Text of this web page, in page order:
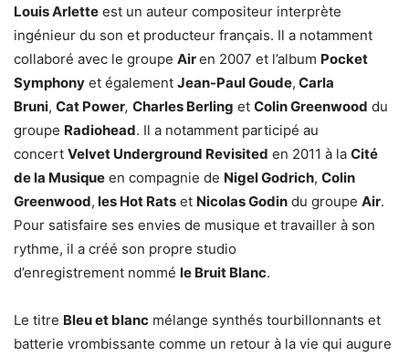
Louis Arlette est un auteur compositeur interprète
ingénieur du son et producteur français. Il a notamment
collaboré avec le groupe Airen 2007 et l’album Pocket
Symphony et également Jean-Paul Goude, Carla
Bruni, Cat Power, Charles Berling et Colin Greenwood du
groupe Radiohead. Il a notamment participé au
concert Velvet Underground Revisited en 2011 à la Cité
de la Musique en compagnie de Nigel Godrich, Colin
Greenwood, les Hot Rats et Nicolas Godin du groupe Air.
Pour satisfaire ses envies de musique et travailler à son
rythme, il a créé son propre studio
d’enregistrement nommé le Bruit Blanc.
Le titre Bleu et blanc mélange synthés tourbillonnants et
batterie vrombissante comme un retour à la vie qui augure